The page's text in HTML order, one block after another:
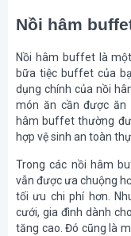
Nồi hâm
Nồi hâm buffet là
bữa tiệc buffet của
dụng chính của nồi
món ăn cần được ăn
hâm buffet thường
hợp vệ sinh an toàn
Trong các nồi hâm
vẫn được ưa chuộng
tối ưu chi phí hơn.
cưới, gia đình dành
tăng cao. Đó cũng là